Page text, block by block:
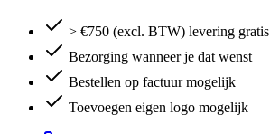
> €750 (excl. BTW) levering gratis
Bezorging wanneer je dat wenst
Bestellen op factuur mogelijk
Toevoegen eigen logo mogelijk